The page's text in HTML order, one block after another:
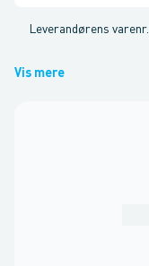
Leverandørens varenr.
Vis mere